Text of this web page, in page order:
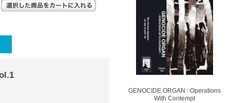
GENOCIDE ORGAN : Operations
With Contempt